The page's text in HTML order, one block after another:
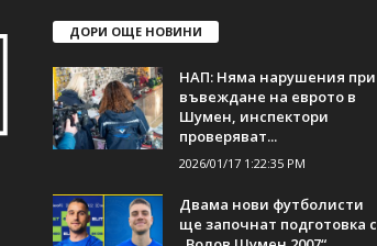
ДОРИ ОЩЕ НОВИНИ
НАП: Няма нарушения при
въвеждане на еврото в
Шумен, инспектори
проверяват...
2026/01/17 1:22:35 PM
Двама нови футболисти
ще започнат подготовка с